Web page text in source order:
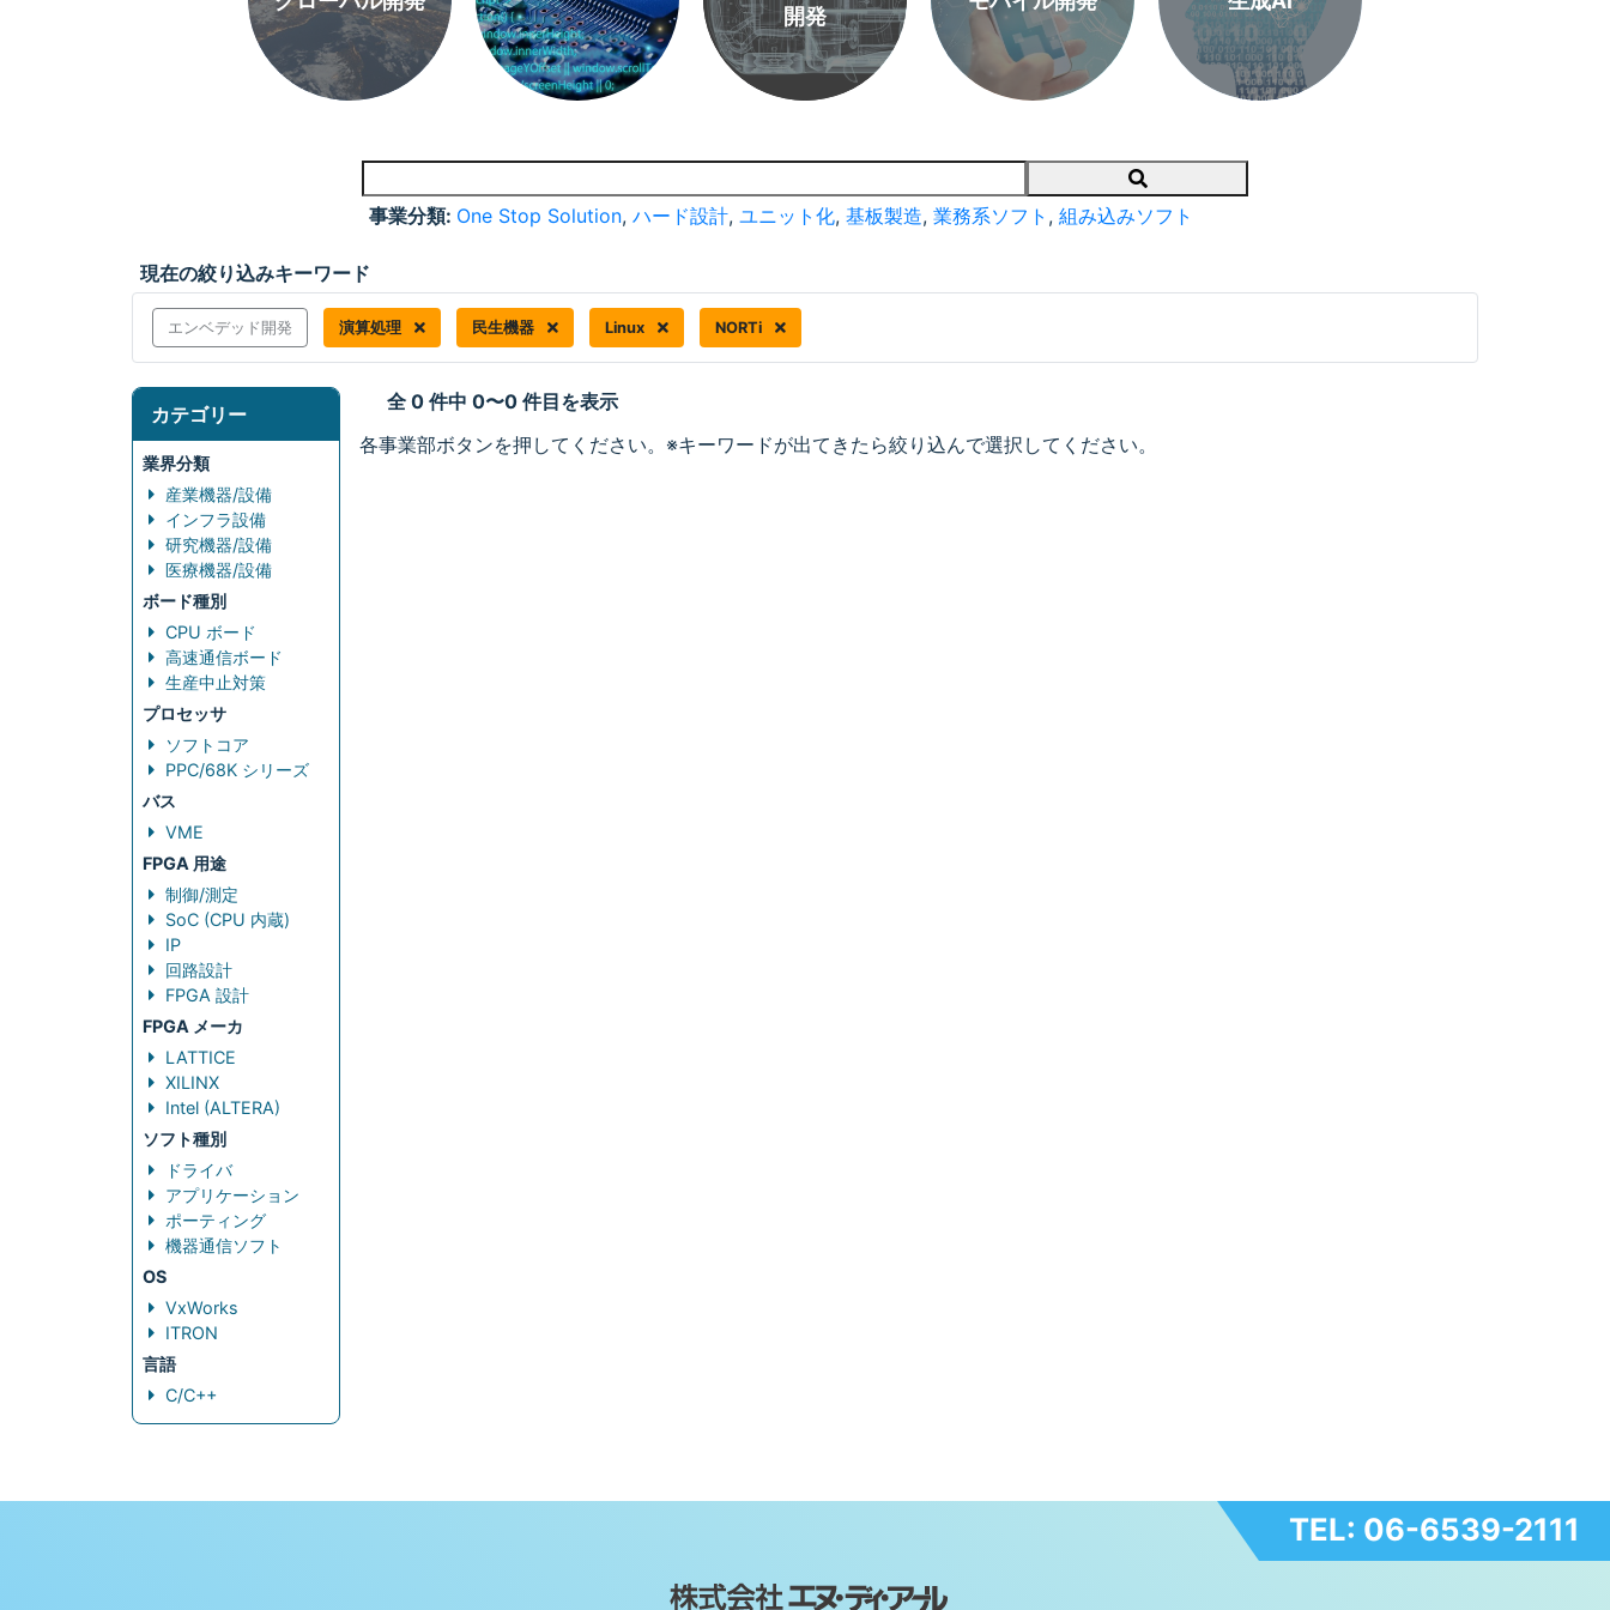
開発
Search
事業分類: One Stop Solution, ハード設計, ユニット化, 基板製造, 業務系ソフト , 組み込みソフト
現在の絞り込みキーワード
エンベデッド開発 演算処理 民生機器 Linux NORTi
カテゴリー
業界分類
産業機器/設備
インフラ設備
研究機器/設備
医療機器/設備
ボード種別
CPU ボード
高速通信ボード
生産中止対策
プロセッサ
ソフトコア
PPC/68K シリーズ
バス
VME
FPGA 用途
制御/測定
SoC (CPU 内蔵)
IP
回路設計
FPGA 設計
FPGA メーカ
LATTICE
XILINX
Intel (ALTERA)
ソフト種別
ドライバ
アプリケーション
ポーティング
機器通信ソフト
OS
VxWorks
ITRON
言語
C/C++
全 0 件中 0〜0 件目を表示
各事業部ボタンを押してください。※キーワードが出てきたら絞り込んで選択してください。
TEL: 06-6539-2111